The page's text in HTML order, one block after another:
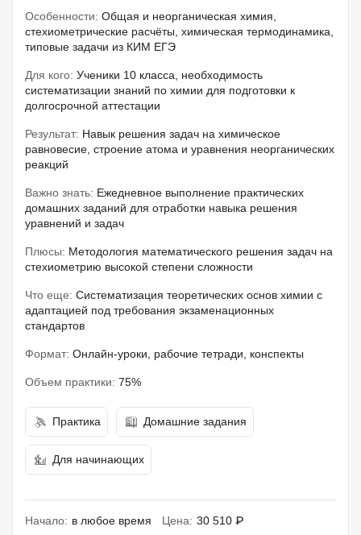
Особенности: Общая и неорганическая химия,
стехиометрические расчёты, химическая термодинамика,
типовые задачи из КИМ ЕГЭ
Для кого: Ученики 10 класса, необходимость
систематизации знаний по химии для подготовки к
долгосрочной аттестации
Результат: Навык решения задач на химическое
равновесие, строение атома и уравнения неорганических
реакций
Важно знать: Ежедневное выполнение практических
домашних заданий для отработки навыка решения
уравнений и задач
Плюсы: Методология математического решения задач на
стехиометрию высокой степени сложности
Что еще: Систематизация теоретических основ химии с
адаптацией под требования экзаменационных
стандартов
Формат: Онлайн-уроки, рабочие тетради, конспекты
Объем практики: 75%
Практика Домашние задания
Для начинающих
Начало: в любое время Цена: 30 510 ₽